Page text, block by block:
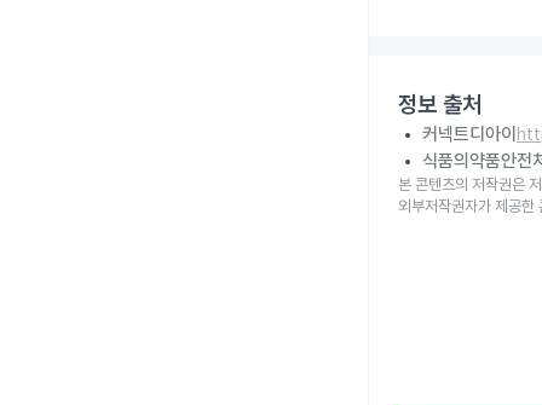
정보 출처
커넥트디아이
식품의약품안전
본 콘텐츠의 저작권은
외부저작권자가 제공한